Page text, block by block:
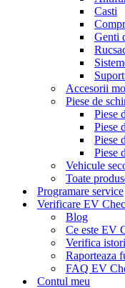
Casti
Genti
Accesorii
Piese de
Piese
Piese
Piese
Piese
Vehicule
Toate
Programare service
Verificare EV
Blog
Ce este EV
Verifica
Raporteaza
FAQ EV
Contul meu